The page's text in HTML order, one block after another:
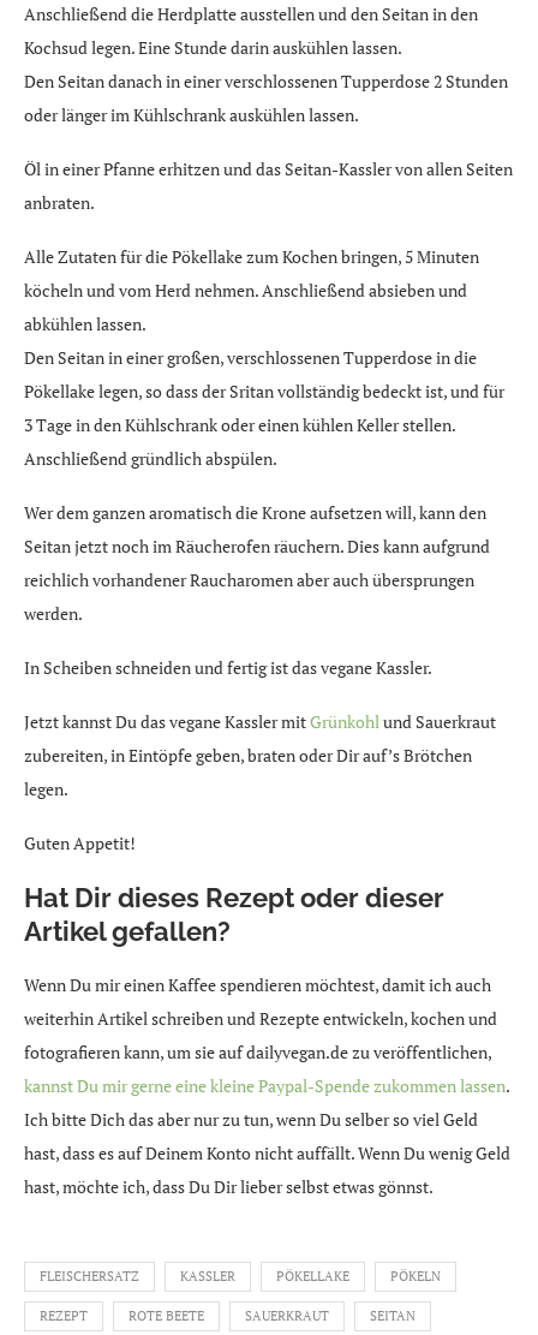
Anschließend die Herdplatte ausstellen und den Seitan in den
Kochsud legen. Eine Stunde darin auskühlen lassen.
Den Seitan danach in einer verschlossenen Tupperdose 2 Stunden
oder länger im Kühlschrank auskühlen lassen.
Öl in einer Pfanne erhitzen und das Seitan-Kassler von allen Seiten
anbraten.
Alle Zutaten für die Pökellake zum Kochen bringen, 5 Minuten
köcheln und vom Herd nehmen. Anschließend absieben und
abkühlen lassen.
Den Seitan in einer großen, verschlossenen Tupperdose in die
Pökellake legen, so dass der Sritan vollständig bedeckt ist, und für
3 Tage in den Kühlschrank oder einen kühlen Keller stellen.
Anschließend gründlich abspülen.
Wer dem ganzen aromatisch die Krone aufsetzen will, kann den
Seitan jetzt noch im Räucherofen räuchern. Dies kann aufgrund
reichlich vorhandener Raucharomen aber auch übersprungen
werden.
In Scheiben schneiden und fertig ist das vegane Kassler.
Jetzt kannst Du das vegane Kassler mitGrünkohlund Sauerkraut
zubereiten, in Eintöpfe geben, braten oder Dir auf’s Brötchen
legen.
Guten Appetit!
Hat Dir dieses Rezept oder dieser
Artikel gefallen?
Wenn Du mir einen Kaffee spendieren möchtest, damit ich auch
weiterhin Artikel schreiben und Rezepte entwickeln, kochen und
fotografieren kann, um sie auf dailyvegan.de zu veröffentlichen,
kannst Du mir gerne eine kleine Paypal-Spende zukommen lassen.
Ich bitte Dich das aber nur zu tun, wenn Du selber so viel Geld
hast, dass es auf Deinem Konto nicht auffällt. Wenn Du wenig Geld
hast, möchte ich, dass Du Dir lieber selbst etwas gönnst.
FLEISCHERSATZ KASSLER PÖKELLAKE PÖKELN
REZEPT ROTE BEETE SAUERKRAUT SEITAN